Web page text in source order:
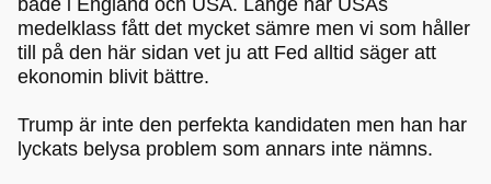
medelklass fått det mycket sämre men vi som håller
till på den här sidan vet ju att Fed alltid säger att
ekonomin blivit bättre.
Trump är inte den perfekta kandidaten men han har
lyckats belysa problem som annars inte nämns.